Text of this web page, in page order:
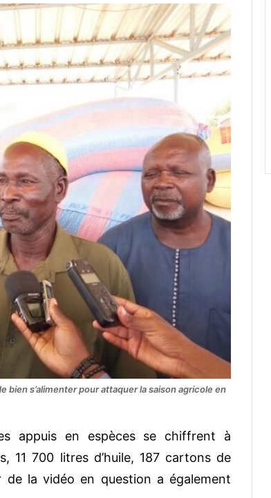
s’alimenter pour attaquer la saison agricole en
appuis en espèces se chiffrent à
11 700 litres d’huile, 187 cartons de
de la vidéo en question a également